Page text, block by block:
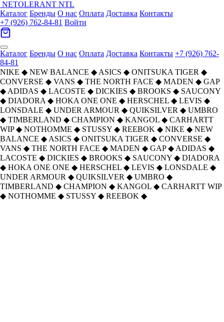
NETOLERANT NTL
Каталог Бренды О нас Оплата Доставка Контакты
+7 (926) 762-84-81 Войти
Каталог Бренды О нас Оплата Доставка Контакты +7 (926) 762-
84-81
NIKE ◆ NEW BALANCE ◆ ASICS ◆ ONITSUKA TIGER ◆
CONVERSE ◆ VANS ◆ THE NORTH FACE ◆ MADEN ◆ GAP
◆ ADIDAS ◆ LACOSTE ◆ DICKIES ◆ BROOKS ◆ SAUCONY
◆ DIADORA ◆ HOKA ONE ONE ◆ HERSCHEL ◆ LEVIS ◆
LONSDALE ◆ UNDER ARMOUR ◆ QUIKSILVER ◆ UMBRO
◆ TIMBERLAND ◆ CHAMPION ◆ KANGOL ◆ CARHARTT
WIP ◆ NOTHOMME ◆ STUSSY ◆ REEBOK ◆ NIKE ◆ NEW
BALANCE ◆ ASICS ◆ ONITSUKA TIGER ◆ CONVERSE ◆
VANS ◆ THE NORTH FACE ◆ MADEN ◆ GAP ◆ ADIDAS ◆
LACOSTE ◆ DICKIES ◆ BROOKS ◆ SAUCONY ◆ DIADORA
◆ HOKA ONE ONE ◆ HERSCHEL ◆ LEVIS ◆ LONSDALE ◆
UNDER ARMOUR ◆ QUIKSILVER ◆ UMBRO ◆
TIMBERLAND ◆ CHAMPION ◆ KANGOL ◆ CARHARTT WIP
◆ NOTHOMME ◆ STUSSY ◆ REEBOK ◆